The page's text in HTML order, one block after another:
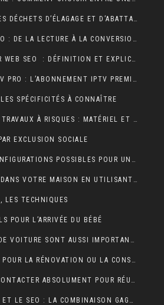
COMMENT RECYCLER LES DÉCHETS D’ÉLAGAGE ET D’ABATTAGE ?
CONTENU OPTIMISÉ SEO : DE LA LECTURE À LA CONVERSION
LE RÔLE DU RÉDACTEUR WEB SEO : DÉFINITION ET EXPLICATIONS
POURQUOI CHOISIR IPTV PRO : L’ABONNEMENT IPTV PREMIUM ULTIME
SPÉCIFICITÉS À CONNAÎTRE
LA SÉCURITÉ DANS LES TRAVAUX À RISQUES : MATÉRIEL ET OBLIGATIONS
EXCLUSION SOCIALE
QUELLES SONT LES CONFIGURATIONS POSSIBLES POUR UN ÉTABLI D’ATELIER PROFESSIONNEL ?
OPTIMISER L’INTIMITÉ DANS VOTRE MAISON EN UTILISANT DES VOLETS ROULANTS
LES TECHNIQUES
POUR L’ARRIVÉE DU BÉBÉ
POURQUOI LES PNEUS DE VOITURE SONT AUSSI IMPORTANTS ?
QUEL BUDGET PRÉVOIR POUR LA RÉNOVATION OU LA CONSTRUCTION DE LA TOITURE ?
5 PROFESSIONNELS À CONTACTER ABSOLUMENT POUR RÉUSSIR SON MARIAGE
MAÎTRISEZ WORDPRESS ET LE SEO : LA COMBINAISON GAGNANTE POUR VOTRE SITE WEB